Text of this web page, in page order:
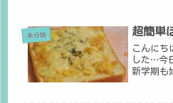
未分類 超簡単
こんに
した…今
新学期も